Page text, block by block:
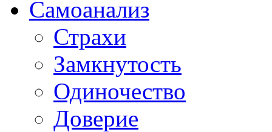
Самоанализ
Страхи
Замкнутость
Одиночество
Доверие